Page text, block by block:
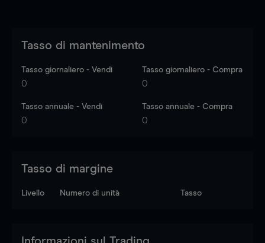
Tasso di mantenimento
Tasso giornaliero - Vendi
0
Tasso giornaliero - Compra
0
Tasso annuale - Vendi
0
Tasso annuale - Compra
0
Tasso di margine
Livello Numero di unità Tasso